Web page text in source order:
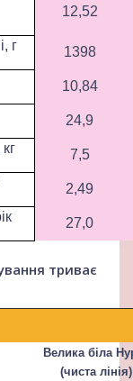
12,52
г
1398
10,84
24,9
7,5
2,49
27,0
триває
Велика біла
(чиста лінія)